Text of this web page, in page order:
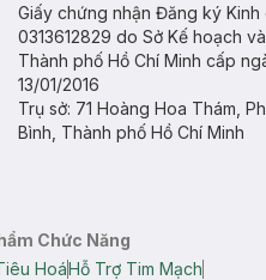
Giấy chứng nhận Đăng ký Kinh
0313612829 do Sở Kế hoạch
Thành phố Hồ Chí Minh cấp
13/01/2016
Trụ sở: 71 Hoàng Hoa Thám,
Bình, Thành phố Hồ Chí Minh
Chức Năng
HoáHỗ Trợ Tim Mạch